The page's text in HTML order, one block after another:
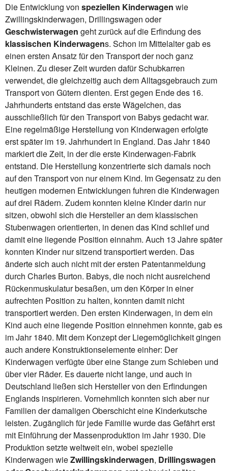
Die Entwicklung von speziellen Kinderwagen wie
Zwillingskinderwagen, Drillingswagen oder
Geschwisterwagen geht zurück auf die Erfindung des
klassischen Kinderwagens. Schon im Mittelalter gab es
einen ersten Ansatz für den Transport der noch ganz
Kleinen. Zu dieser Zeit wurden dafür Schubkarren
verwendet, die gleichzeitig auch dem Alltagsgebrauch zum
Transport von Gütern dienten. Erst gegen Ende des 16.
Jahrhunderts entstand das erste Wägelchen, das
ausschließlich für den Transport von Babys gedacht war.
Eine regelmäßige Herstellung von Kinderwagen erfolgte
erst später im 19. Jahrhundert in England. Das Jahr 1840
markiert die Zeit, in der die erste Kinderwagen-Fabrik
entstand. Die Herstellung konzentrierte sich damals noch
auf den Transport von nur einem Kind. Im Gegensatz zu den
heutigen modernen Entwicklungen fuhren die Kinderwagen
auf drei Rädern. Zudem konnten kleine Kinder darin nur
sitzen, obwohl sich die Hersteller an dem klassischen
Stubenwagen orientierten, in denen das Kind schlief und
damit eine liegende Position einnahm. Auch 13 Jahre später
konnten Kinder nur sitzend transportiert werden. Das
änderte sich auch nicht mit der ersten Patentanmeldung
durch Charles Burton. Babys, die noch nicht ausreichend
Rückenmuskulatur besaßen, um den Körper in einer
aufrechten Position zu halten, konnten damit nicht
transportiert werden. Den ersten Kinderwagen, in dem ein
Kind auch eine liegende Position einnehmen konnte, gab es
im Jahr 1840. Mit dem Konzept der Liegemöglichkeit gingen
auch andere Konstruktionselemente einher: Der
Kinderwagen verfügte über eine Stange zum Schieben und
über vier Räder. Es dauerte nicht lange, und auch in
Deutschland ließen sich Hersteller von den Erfindungen
Englands inspirieren. Vornehmlich konnten sich aber nur
Familien der damaligen Oberschicht eine Kinderkutsche
leisten. Zugänglich für jede Familie wurde das Gefährt erst
mit Einführung der Massenproduktion im Jahr 1930. Die
Produktion setzte weltweit ein, wobei spezielle
Kinderwagen wieZwillingskinderwagen, Drillingswagen